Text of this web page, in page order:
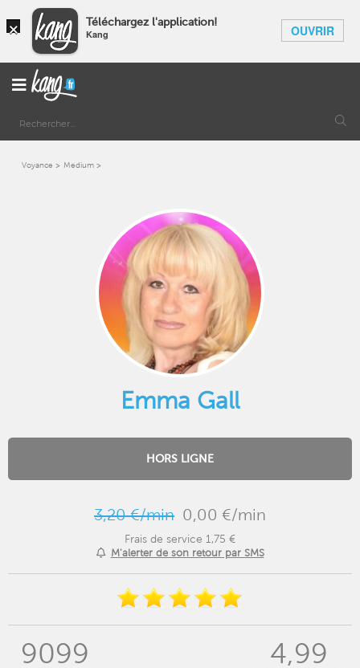
× Téléchargez l'application!
Kang OUVRIR
Voyance Medium
Emma Gall
HORS LIGNE
3,20 €/min 0,00 €/min
Frais de service 1,75 €
M'alerter de son retour par SMS
9099 4,99